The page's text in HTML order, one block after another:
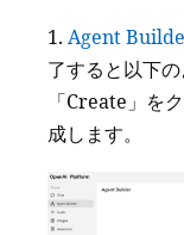
Agent
了すると以下の
「Create」を
成します。